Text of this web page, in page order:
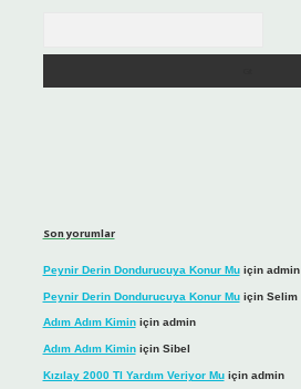
Son yorumlar
Peynir Derin Dondurucuya Konur Muiçin admin
Peynir Derin Dondurucuya Konur Muiçin Selim
Adım Adım Kiminiçin admin
Adım Adım Kiminiçin Sibel
Kızılay 2000 Tl Yardım Veriyor Muiçin admin